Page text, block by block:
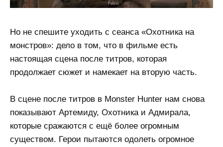
Но не спешите уходить с сеанса «Охотника на
монстров»: дело в том, что в фильме есть
настоящая сцена после титров, которая
продолжает сюжет и намекает на вторую часть.
В сцене после титров в Monster Hunter нам снова
показывают Артемиду, Охотника и Адмирала,
которые сражаются с ещё более огромным
существом. Герои пытаются одолеть огромное